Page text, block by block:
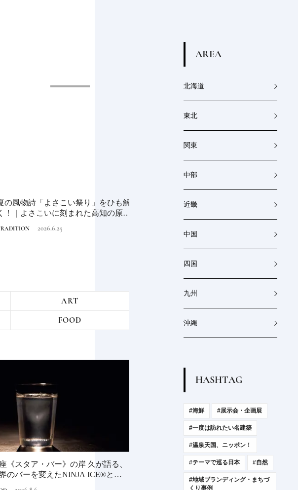
の風物詩「よさこい祭り」をひも解
！｜よさこいに刻まれた高知の原点
2026.6.25
《millio》大地と食卓を結ぶ金属製プロ
ART
FOOD
《スタア・バー》の岸 久が語る、
のバーを変えたNINJA ICE®と
AREA
北海道
東北
関東
中部
近畿
中国
四国
九州
沖縄
HASHTAG
#海鮮 #展示会・企画展
#一度は訪れたい名建築
#温泉天国、ニッポン！
#テーマで巡る日本 #自然
#地域ブランディング・まちづ
くり事例